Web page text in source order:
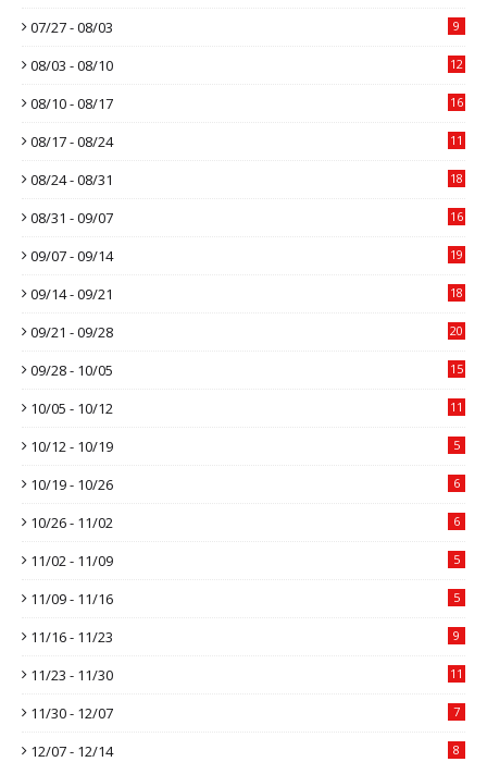
07/27 - 08/03 9
08/03 - 08/10 12
08/10 - 08/17 16
08/17 - 08/24 11
08/24 - 08/31 18
08/31 - 09/07 16
09/07 - 09/14 19
09/14 - 09/21 18
09/21 - 09/28 20
09/28 - 10/05 15
10/05 - 10/12 11
10/12 - 10/19 5
10/19 - 10/26 6
10/26 - 11/02 6
11/02 - 11/09 5
11/09 - 11/16 5
11/16 - 11/23 9
11/23 - 11/30 11
11/30 - 12/07 7
12/07 - 12/14 8